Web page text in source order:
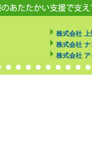
株式会社
株式会社
株式会社